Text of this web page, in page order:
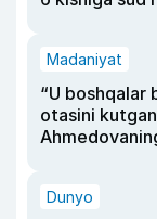
Madaniyat
“U boshqalar
otasini
Dunyo